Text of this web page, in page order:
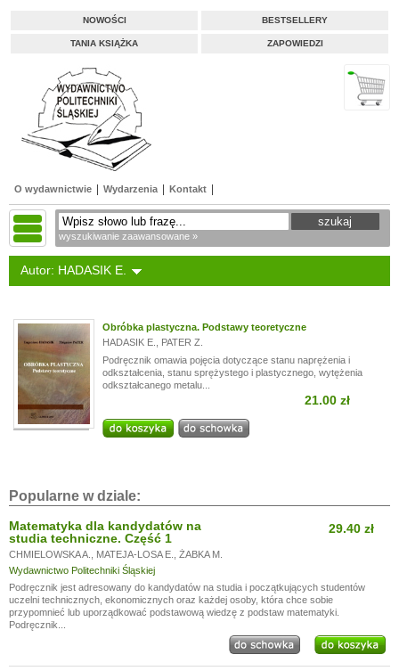
NOWOŚCI BESTSELLERY
TANIA KSIĄŻKA ZAPOWIEDZI
O wydawnictwie Wydarzenia Kontakt
wyszukiwanie zaawansowane »
Autor: HADASIK E.
Obróbka plastyczna. Podstawy teoretyczne
HADASIK E.
PATER Z.
Podręcznik omawia pojęcia dotyczące stanu naprężenia i
odkształcenia, stanu sprężystego i plastycznego, wytężenia
odkształcanego metalu...
21.00 zł
Popularne w dziale:
Matematyka dla kandydatów na
studia techniczne. Część 1
CHMIELOWSKA A. MATEJA-LOSA E.
ŻABKA M.
Wydawnictwo Politechniki Śląskiej
29.40 zł
Podręcznik jest adresowany do kandydatów na studia i początkujących studentów
uczelni technicznych, ekonomicznych oraz każdej osoby, która chce sobie
przypomnieć lub uporządkować podstawową wiedzę z podstaw matematyki.
Podręcznik...